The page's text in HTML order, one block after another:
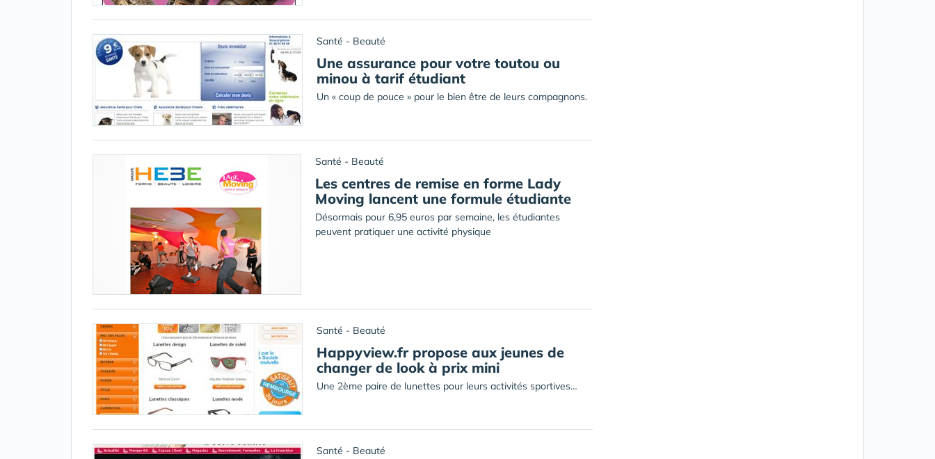
Santé - Beauté
Une assurance pour votre toutou ou
minou à tarif étudiant
Un « coup de pouce » pour le bien être de leurs compagnons.
Santé - Beauté
Les centres de remise en forme Lady
Moving lancent une formule étudiante
Désormais pour 6,95 euros par semaine, les étudiantes
peuvent pratiquer une activité physique
Santé - Beauté
Happyview.fr propose aux jeunes de
changer de look à prix mini
Une 2ème paire de lunettes pour leurs activités sportives…
Santé - Beauté